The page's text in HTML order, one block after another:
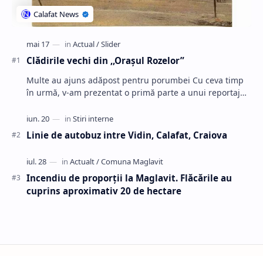
Clădirile vechi din ,,Oraşul Rozelor”
Multe au ajuns adăpost pentru porumbei Cu ceva timp
în urmă, v-am prezentat o primă parte a unui reportaj
Linie de autobuz intre Vidin, Calafat, Craiova
Incendiu de proporții la Maglavit. Flăcările au
cuprins aproximativ 20 de hectare